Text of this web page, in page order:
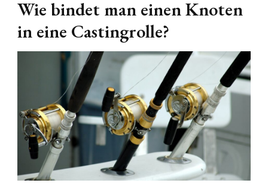
Wie bindet man einen Knoten
in eine Castingrolle?